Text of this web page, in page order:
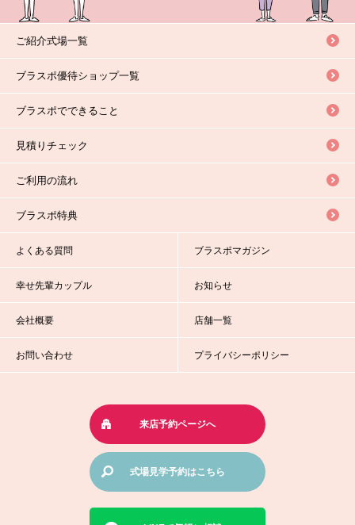
ご紹介式場一覧
ブラスポ優待ショップ一覧
ブラスポでできること
見積りチェック
ご利用の流れ
ブラスポ特典
よくある質問 ブラスポマガジン
幸せ先輩カップル お知らせ
会社概要 店舗一覧
お問い合わせ プライバシーポリシー
来店予約ページへ
式場見学予約はこちら